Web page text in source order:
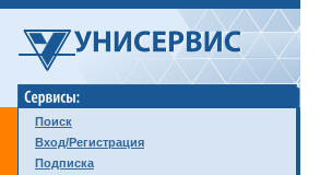
Поиск
Вход/Регистрация
Подписка